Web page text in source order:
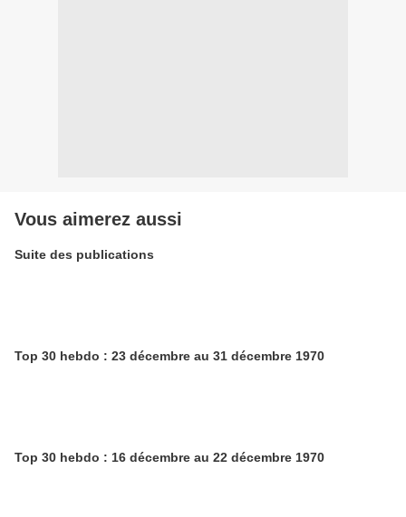
Vous aimerez aussi
Suite des publications
Top 30 hebdo : 23 décembre au 31 décembre 1970
Top 30 hebdo : 16 décembre au 22 décembre 1970